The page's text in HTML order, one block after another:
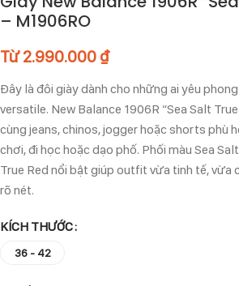
– M1906RO
Từ2.990.000 ₫
Đây là đôi giày dành cho những ai yêu
versatile. New Balance 1906R “Sea Salt
cùng jeans, chinos, jogger hoặc shorts phù
chơi, đi học hoặc dạo phố. Phối màu Sea
True Red nổi bật giúp outfit vừa tinh tế, vừa
rõ nét.
KÍCH THƯỚC
36 - 42